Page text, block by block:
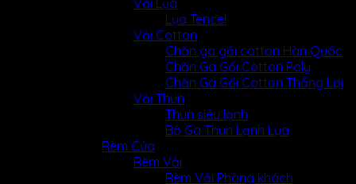
Lụa Tencel
Vải Cotton
Chăn ga gối cotton Hàn Quốc
Chăn Ga Gối Cotton Poly
Chăn Ga Gối Cotton Thắng Lợi
Vải Thun
Thun siêu lạnh
Bộ Ga Thun Lạnh Lụa
Rèm Cửa
Rèm Vải
Rèm Vải Phòng khách